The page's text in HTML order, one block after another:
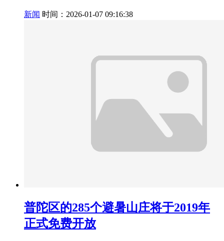
新闻 时间：2026-01-07 09:16:38
普陀区的285个避暑山庄将于2019年
正式免费开放